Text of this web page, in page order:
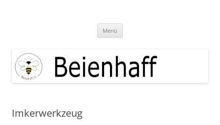
Menü
Imkerwerkzeug